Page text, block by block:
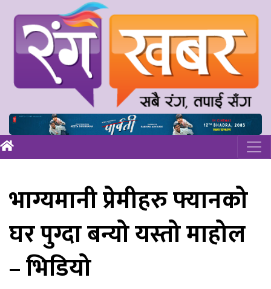
भाग्यमानी प्रेमीहरु फ्यानको
घर पुग्दा बन्यो यस्तो माहोल
– भिडियो